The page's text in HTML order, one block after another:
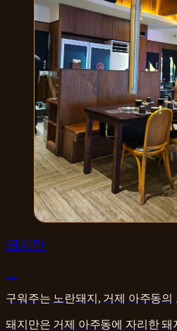
돼지만
→
구워주는 노란돼지, 거제 아주동의
돼지만은 거제 아주동에 자리한 돼